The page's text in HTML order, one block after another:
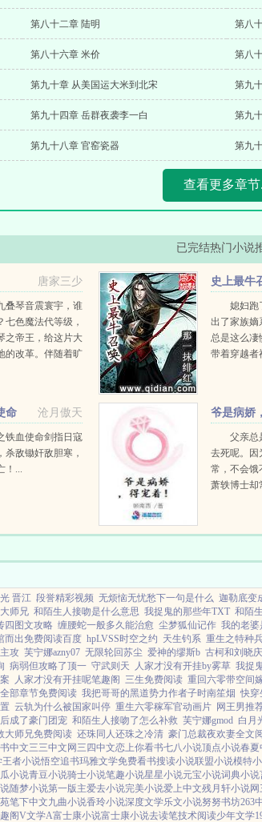
第八十二章 陆明 第八
第八十六章 米价 第八
第九十章 从美国运大米到北宋 第九
第九十四章 岳群夜袭李一白 第九
第九十八章 官窑瓷器 第九
查看更多章节
已完结热门小说
唐家三少
叠琴音震寰宇，谁
七色魔法代等级，
之帝王，给这片大
的改革。伴随着旷
史上最牛
媳妇跑
出了家族嫡
总是这么凄
带着穿越者
沧月傲天
命
铁血使命剑指日寇
杀敌锄奸敌胆寒，
！...
爷是病娇
父亲总
去死呢。因
常，不会饿
萧轶博士却
力是三十三
晋江 段誉精彩视频 无烦恼无忧愁下一句是什么 迦勒底变
师兄 和陌生人接吻是什么意思 我捉鬼的那些年TXT 和陌
四图文攻略 缠腰蛇一般多久能治愈 尘梦狐仙记作 我的老婆
而出免费阅读百度 hpLVSS时空之约 天生钓系 重生之特种
攻 芙宁娜azny07 无限轮回苏尘 爱神的缪斯b 古柯和刘晓
病弱但攻略了顶一 守武则天 人家才没有开挂by雾草 我捉
人家才没有开挂呢笔趣阁 三生免费阅读 重回六零带空间
部章节免费阅读 我把哥哥的黑道势力作者子时南笙烟 快穿
云轨为什么被国家叫停 重生六零稼军官动画片 网王男推
成了豪门团宠 和陌生人接吻了怎么补救 芙宁娜gmod 白月
大师兄免费阅读 还珠同人还珠之冷清 豪门总裁夜欢妻全文
中文三三中文网 三四中文恋上你看书七八小说顶点小说春夏
王者小说悟空追书玛雅文学免费看书搜读小说联盟小说模特
小说青豆小说骑士小说笔趣小说星星小说元宝小说词典小说
随梦小说第一版主爱去小说完美小说爱上中文残月轩小说网
笔下中文九曲小说香玲小说深度文学乐文小说努努书坊263
阁V文学A富士康小说富士康小说去读笔技术阅读少年文学